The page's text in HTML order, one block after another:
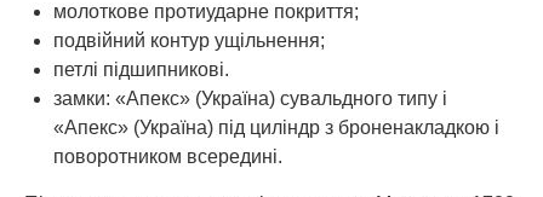
молоткове протиударне покриття;
подвійний контур ущільнення;
петлі підшипникові.
замки: «Апекс» (Україна) сувальдного типу і
«Апекс» (Україна) під циліндр з броненакладкою і
поворотником всередині.